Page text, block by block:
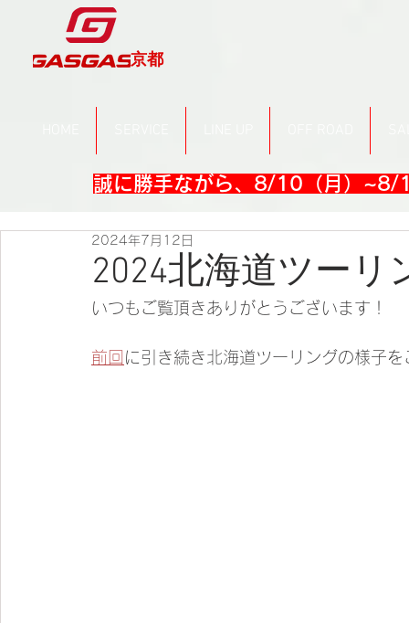
京都
誠に勝手ながら、8/10（月）~8/
2024北海道ツー
2024年7月12日
いつもご覧頂きありがとうございます！
前回 に引き続き北海道ツーリングの様子